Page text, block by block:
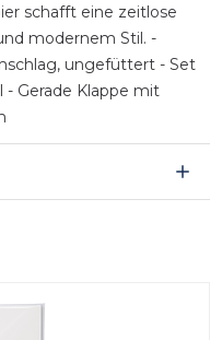
schafft eine zeitlose
modernem Stil. -
ungefüttert - Set
Gerade Klappe mit